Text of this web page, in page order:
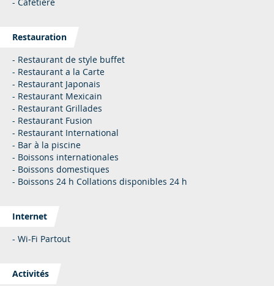
Restauration
- Restaurant de style buffet
- Restaurant a la Carte
- Restaurant Japonais
- Restaurant Mexicain
- Restaurant Grillades
- Restaurant Fusion
- Restaurant International
- Bar à la piscine
- Boissons internationales
- Boissons domestiques
- Boissons 24 h Collations disponibles 24 h
Internet
- Wi-Fi Partout
Activités